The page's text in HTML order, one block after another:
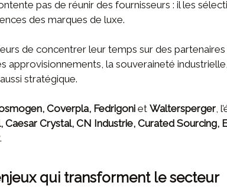
pas de réunir des fournisseurs : il les
des marques de luxe.
de concentrer leur temps sur des
approvisionnements, la souveraineté
stratégique.
Coverpla, Fedrigoni et Waltersperger,
Crystal, CN Industrie, Curated Sourcing,
.
qui transforment le secteur